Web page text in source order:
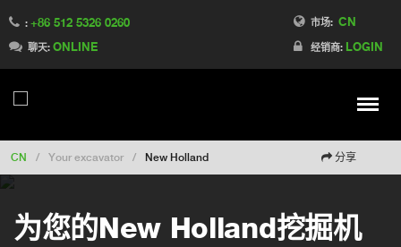
市场: CN
经销商: LOGIN
: +86 512 5326 0260
聊天: ONLINE
Meny
Switch to France
Switch to Finland
Switch to Denmark
CN / Your excavator / New Holland 分享
为您的New Holland挖掘机